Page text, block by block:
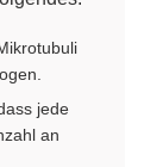
jede
an